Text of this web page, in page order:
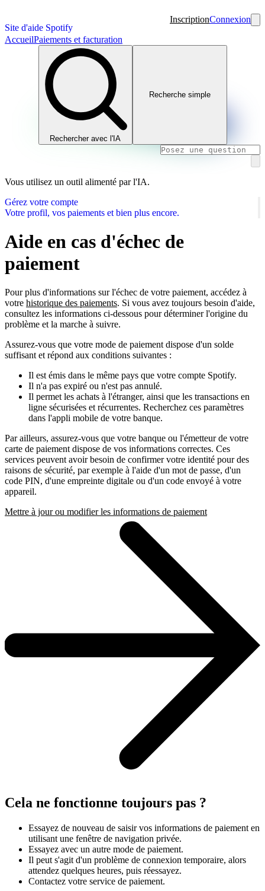
Site d'aide Spotify
InscriptionConnexion
AccueilPaiements et facturation
Rechercher avec l'IA
Recherche simple
Vous utilisez un outil alimenté par l'IA.
Gérez votre compte
Votre profil, vos paiements et bien plus encore.
Aide en cas d'échec de
paiement
Pour plus d'informations sur l'échec de votre paiement, accédez à
votre historique des paiements. Si vous avez toujours besoin d'aide,
consultez les informations ci-dessous pour déterminer l'origine du
problème et la marche à suivre.
Assurez-vous que votre mode de paiement dispose d'un solde
suffisant et répond aux conditions suivantes :
Il est émis dans le même pays que votre compte Spotify.
Il n'a pas expiré ou n'est pas annulé.
Il permet les achats à l'étranger, ainsi que les transactions en
ligne sécurisées et récurrentes. Recherchez ces paramètres
dans l'appli mobile de votre banque.
Par ailleurs, assurez-vous que votre banque ou l'émetteur de votre
carte de paiement dispose de vos informations correctes. Ces
services peuvent avoir besoin de confirmer votre identité pour des
raisons de sécurité, par exemple à l'aide d'un mot de passe, d'un
code PIN, d'une empreinte digitale ou d'un code envoyé à votre
appareil.
Mettre à jour ou modifier les informations de paiement
Cela ne fonctionne toujours pas ?
Essayez de nouveau de saisir vos informations de paiement en
utilisant une fenêtre de navigation privée.
Essayez avec un autre mode de paiement.
Il peut s'agit d'un problème de connexion temporaire, alors
attendez quelques heures, puis réessayez.
Contactez votre service de paiement.